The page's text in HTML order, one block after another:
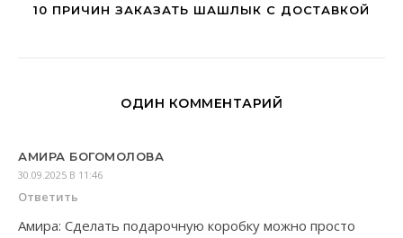
10 ПРИЧИН ЗАКАЗАТЬ ШАШЛЫК С ДОСТАВКОЙ
ОДИН КОММЕНТАРИЙ
АМИРА БОГОМОЛОВА
30.09.2025 В 11:46
Ответить
Амира: Сделать подарочную коробку можно просто